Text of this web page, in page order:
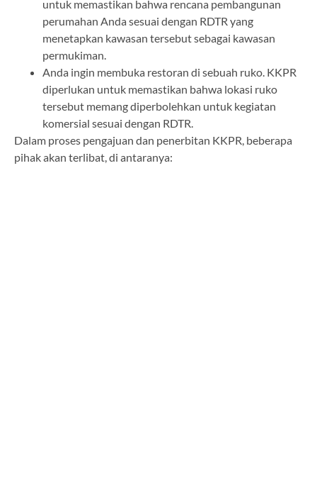
untuk memastikan bahwa rencana pembangunan
perumahan Anda sesuai dengan RDTR yang
menetapkan kawasan tersebut sebagai kawasan
permukiman.
Anda ingin membuka restoran di sebuah ruko. KKPR
diperlukan untuk memastikan bahwa lokasi ruko
tersebut memang diperbolehkan untuk kegiatan
komersial sesuai dengan RDTR.
Dalam proses pengajuan dan penerbitan KKPR, beberapa
pihak akan terlibat, di antaranya: